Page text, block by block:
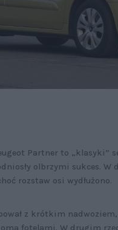
Partner to „klasyki”
olbrzymi sukces.
rozstaw osi wydłużono.
z krótkim
fotelami. W drugim